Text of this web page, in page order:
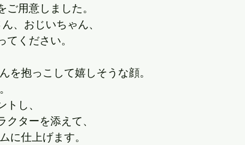
用意しました。
、おじいちゃん、
ください。
を抱っこして嬉しそうな顔。
し、
ターを添えて、
に仕上げます。